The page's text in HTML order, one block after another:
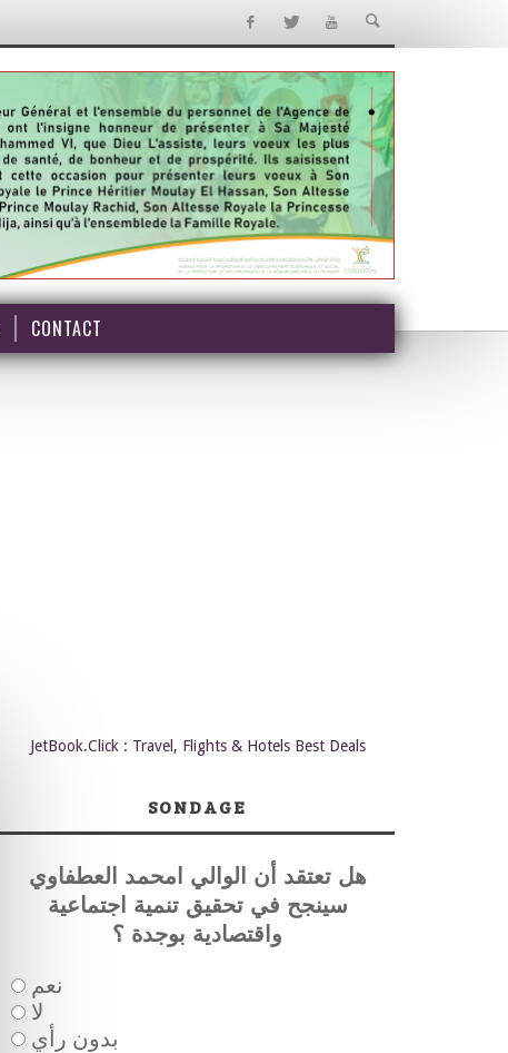
CONTACT
JetBook.Click : Travel, Flights & Hotels Best Deals
SONDAGE
هل تعتقد أن الوالي امحمد العطفاوي
سينجح في تحقيق تنمية اجتماعية
واقتصادية بوجدة ؟
نعم
لا
بدون رأي